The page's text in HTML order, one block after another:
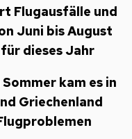
Flugausfälle und
Juni bis August
dieses Jahr
kam es in
Griechenland